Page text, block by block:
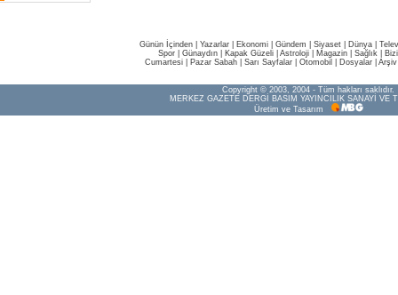
Günün İçinden Yazarlar Ekonomi Gündem Siyaset Dünya |
Spor
Günaydın Kapak Güzeli Astroloji Magazin Sağlık
Cumartesi
Pazar Sabah Sarı Sayfalar Otomobil Dosyalar Arşiv
Copyright © 2003, 2004 - Tüm hakları saklıdır.
MERKEZ GAZETE DERGİ BASIM YAYINCILIK SANAYİ VE
Üretim ve Tasarım